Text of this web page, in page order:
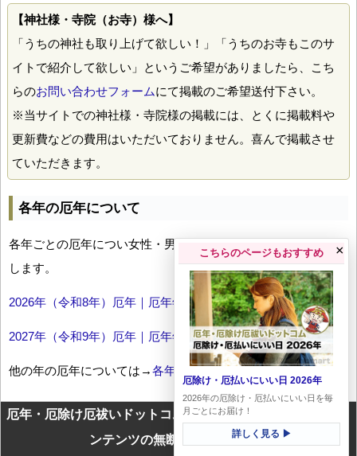
【神社様・寺院（お寺）様へ】
「うちの神社も取り上げて欲しい！」「うちのお寺もこのサ
イトで紹介して欲しい」というご希望がありましたら、こち
らのお問い合わせフォームにて掲載のご希望送付下さい。
※当サイトでの神社様・寺院様の掲載には、とくに掲載料や
更新費などの費用はいただいておりません。喜んで掲載させ
ていただきます。
各年の厄年について
各年ごとの厄年につい女性・男性の年齢早見表とともにお伝え
します。
2026年（令和8年）厄年｜厄年年齢早見表
2027年（令和9年）厄年｜厄年年齢早見表
他の年の厄年については→各年厄年一覧
厄年・厄除け厄祓いドットコムに掲載のテキスト・画像等コ
ンテンツの無断転載を禁じます
こちらのページもおすすめ
厄除け・厄払いにいい日 2026年
2026年の厄除け・厄払いにいい日を毎
月ごとにお届け！
詳しく見る ▶
×